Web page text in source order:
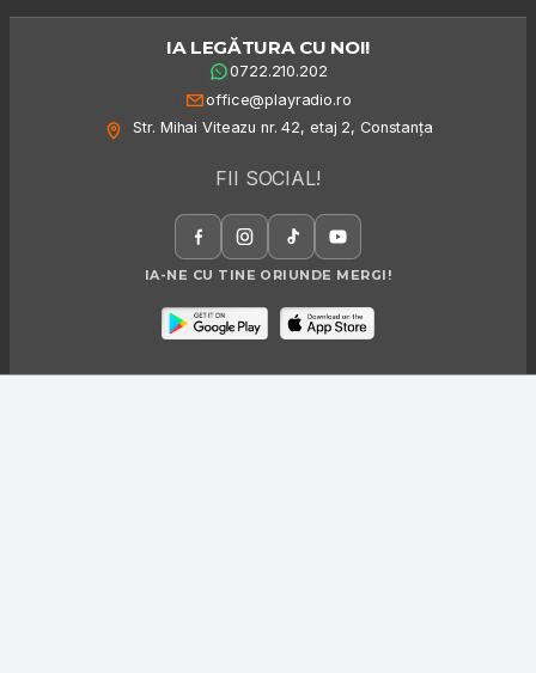
IA LEGĂTURA CU NOI!
0722.210.202
office@playradio.ro
Str. Mihai Viteazu nr. 42, etaj 2, Constanța
FII SOCIAL!
IA-NE CU TINE ORIUNDE MERGI!